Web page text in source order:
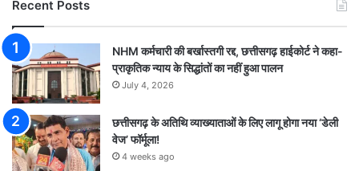
Recent Posts
NHM कर्मचारी की बर्खास्तगी रद्द, छत्तीसगढ़ हाईकोर्ट ने कहा-
प्राकृतिक न्याय के सिद्धांतों का नहीं हुआ पालन
July 4, 2026
छत्तीसगढ़ के अतिथि व्याख्याताओं के लिए लागू होगा नया ‘डेली
वेज’ फॉर्मूला!
4 weeks ago